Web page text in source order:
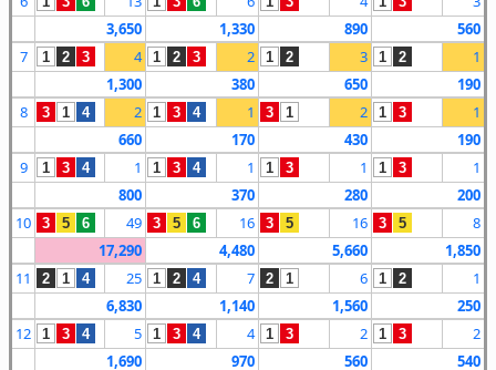
3,650
1,330 890
560
7
1 2 3 4 1 2 3 2 1 2 3 1 2
1
1,300
380 650
190
8
3 1 4 2 1 3 4 1 3 1 2 1 3
1
660
170 430
190
9
1 3 4 1 1 3 4 1 1 3 1 1 3
1
800
370 280
200
10
3 5 6 49 3 5 6 16 3 5 16 3 5
8
17,290
4,480 5,660
1,850
11
2 1 4 25 1 2 4 7 2 1 6 1 2
1
6,830
1,140 1,560
250
12
1 3 4 5 1 3 4 4 1 3 2 1 3
2
1,690
970 560 540